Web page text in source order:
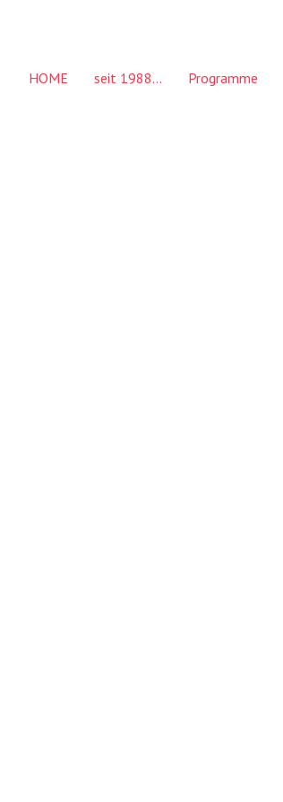
HOME seit 1988… Programme